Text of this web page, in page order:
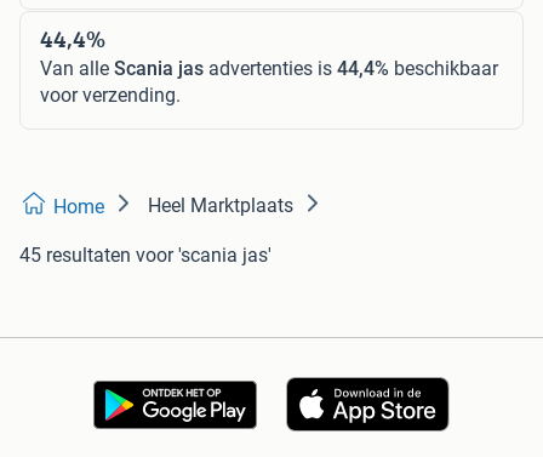
44,4%
Van alle Scania jas advertenties is 44,4% beschikbaar
voor verzending.
Home Heel Marktplaats
45 resultaten voor 'scania jas'